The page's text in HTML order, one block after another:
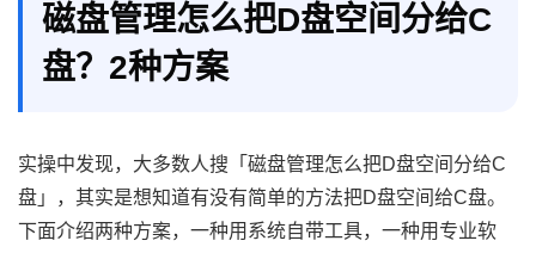
磁盘管理怎么把D盘空间分给C
盘？2种方案
实操中发现，大多数人搜「磁盘管理怎么把D盘空间分给C
盘」，其实是想知道有没有简单的方法把D盘空间给C盘。
下面介绍两种方案，一种用系统自带工具，一种用专业软